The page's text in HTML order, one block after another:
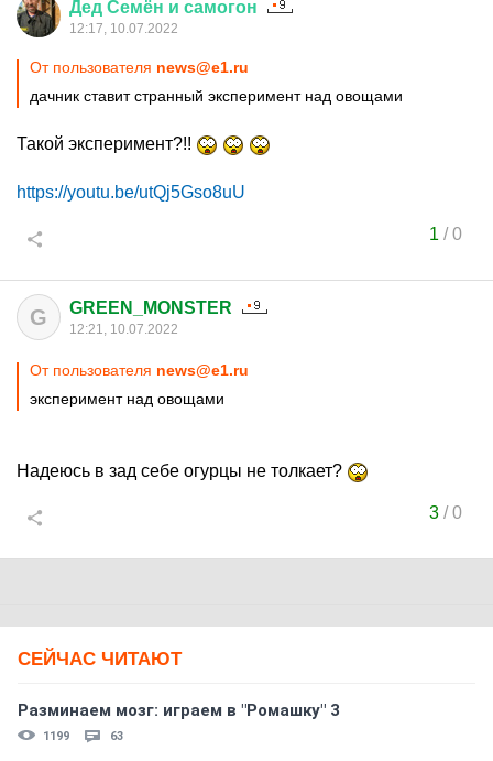
Дед Семён и самогон
12:17, 10.07.2022
От пользователя news@e1.ru
дачник ставит странный эксперимент над овощами
Такой эксперимент?!!
https://youtu.be/utQj5Gso8uU
1 /0
G GREEN_MONSTER
12:21, 10.07.2022
От пользователя news@e1.ru
эксперимент над овощами
Надеюсь в зад себе огурцы не толкает?
3/0
СЕЙЧАС ЧИТАЮТ
Разминаем мозг: играем в "Ромашку" 3
1199 63